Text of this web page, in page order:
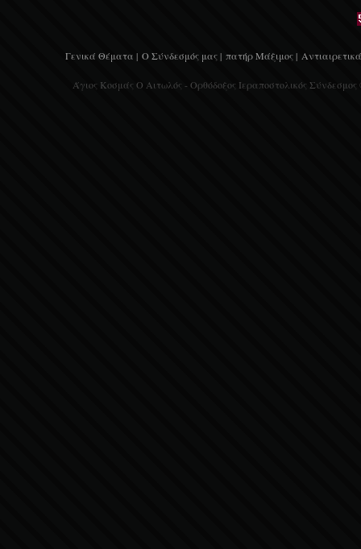
Γενικά Θέματα | Ο Σύνδεσμός μας | πατήρ Μάξιμος |
Άγιος Κοσμάς Ο Αιτωλός - Ορθόδοξος Ιεραποστολικός